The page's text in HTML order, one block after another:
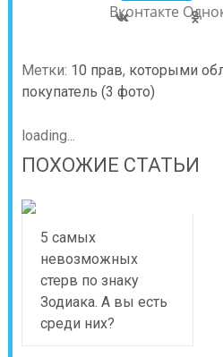
Вконтакте
Метки: 10 прав, которыми
покупатель (3 фото)
loading...
ПОХОЖИЕ СТАТЬИ
5 самых
невозможных
стерв по знаку
Зодиака. А вы есть
среди них?